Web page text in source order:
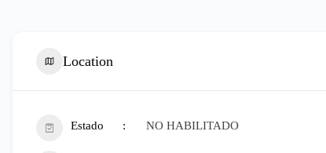
Location
Estado NO HABILITADO